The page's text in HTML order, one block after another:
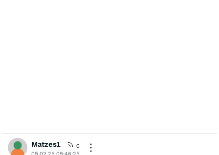
Matzes1
0
09.02.25 09:46:25